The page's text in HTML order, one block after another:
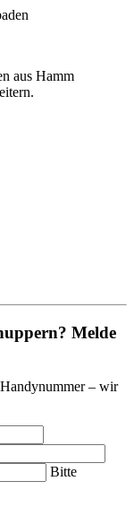
aus Hamm
Melde
– wir
Bitte